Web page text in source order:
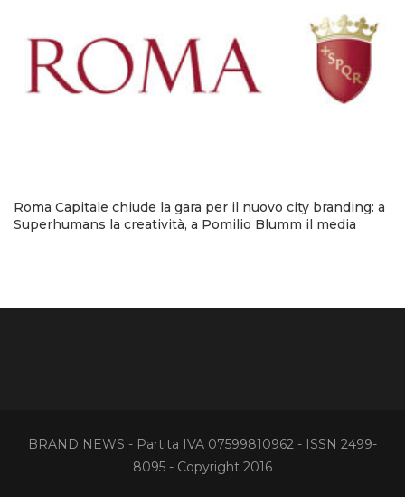
Roma Capitale chiude la gara per il nuovo city branding: a
Superhumans la creatività, a Pomilio Blumm il media
BRAND NEWS - Partita IVA 07599810962 - ISSN 2499-
8095 - Copyright 2016